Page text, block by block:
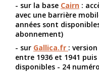
- sur la base Cairn :
avec une barrière
années sont
abonnement)
- sur Gallica.fr :
entre 1936 et 1941
disponibles - 24